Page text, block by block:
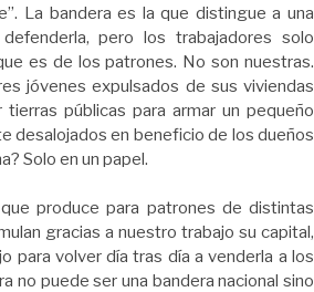
La bandera es la que distingue a una
pero los trabajadores solo
es de los patrones. No son nuestras.
jóvenes expulsados de sus viviendas
públicas para armar un pequeño
desalojados en beneficio de los dueños
Solo en un papel.
produce para patrones de distintas
gracias a nuestro trabajo su capital,
para volver día tras día a venderla a los
no puede ser una bandera nacional sino